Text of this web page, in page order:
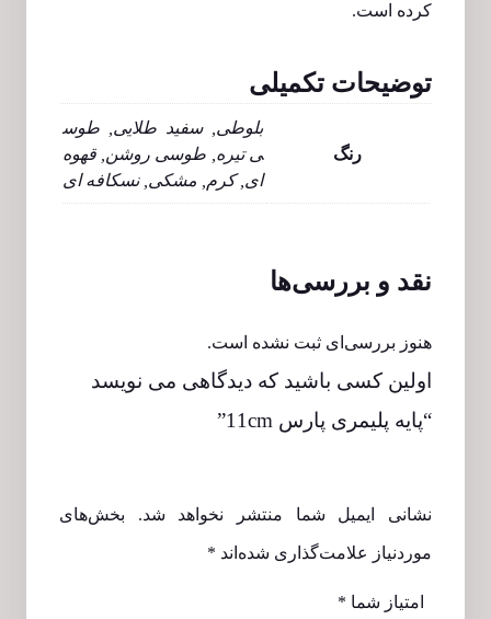
کرده است.
توضیحات تکمیلی
رنگ
بلوطی, سفید طلایی, طوس
ی تیره, طوسی روشن, قهوه
ای, کرم, مشکی, نسکافه ای
نقد و بررسی‌ها
هنوز بررسی‌ای ثبت نشده است.
اولین کسی باشید که دیدگاهی می نویسد
“پایه پلیمری پارس 11cm”
نشانی ایمیل شما منتشر نخواهد شد. بخش‌های
موردنیاز علامت‌گذاری شده‌اند *
امتیاز شما *